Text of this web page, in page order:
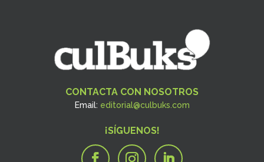
CONTACTA CON NOSOTROS
Email: editorial@culbuks.com
¡SÍGUENOS!